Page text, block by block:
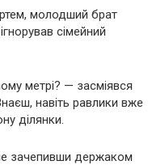
молодший брат
сімейний
метрі? — засміявся
навіть равлики вже
ділянки.
зачепивши держаком